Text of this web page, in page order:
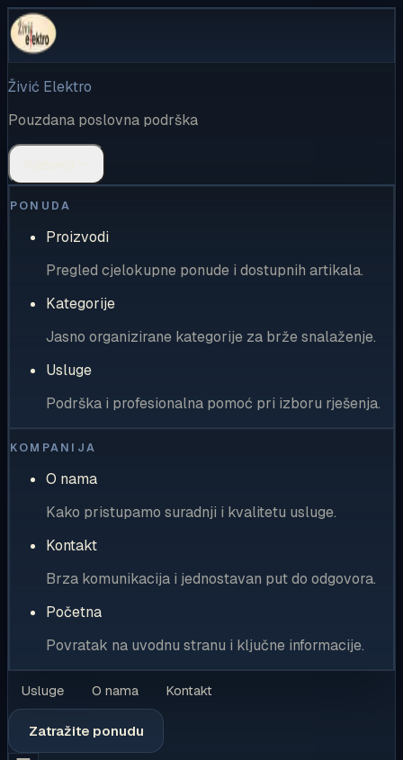
Živić Elektro
Pouzdana poslovna podrška
PONUDA
Proizvodi
Pregled cjelokupne ponude i dostupnih artikala.
Kategorije
Jasno organizirane kategorije za brže snalaženje.
Usluge
Podrška i profesionalna pomoć pri izboru rješenja.
KOMPANIJA
O nama
Kako pristupamo suradnji i kvalitetu usluge.
Kontakt
Brza komunikacija i jednostavan put do odgovora.
Početna
Povratak na uvodnu stranu i ključne informacije.
Usluge O nama Kontakt
Zatražite ponudu